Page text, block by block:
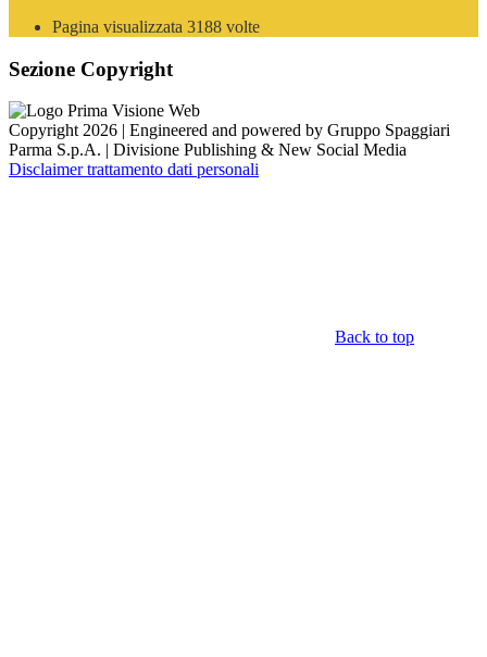
Pagina visualizzata 3188 volte
Sezione Copyright
Copyright 2026 | Engineered and powered by Gruppo Spaggiari
Parma S.p.A. | Divisione Publishing & New Social Media
Disclaimer trattamento dati personali
Back to top